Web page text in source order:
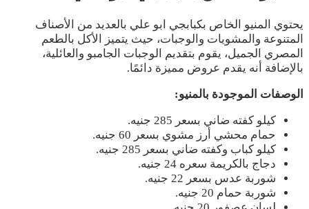
يحتوي المنيو الخاص بكبابجي ابو علي بالعديد من الأصناف
المتنوعة والمشويات والوجبات، حيث يتميز الأكل بالطعم
المصري الجميل، يقوم بتقديم الوجبات الجامبو والعائلية،
بالإضافة أنه يقدم عروض مميزة دائمًا.
الوصفات الموجودة بالمنيو:
كيلو كفته ضاني بسعر 285 جنيه.
حمام محشي أرز مشوي بسعر 60 جنيه.
كيلو كباب وكفته ضاني بسعر 285 جنيه.
دجاج بالكريمة سعره 24 جنيه.
شوربة عدس بسعر 22 جنيه.
شوربة حمام 20 جنيه.